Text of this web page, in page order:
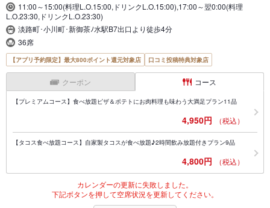
11:00～15:00(料理L.O.15:00,ドリンクL.O.15:00),17:00～翌0:00(料理
L.O.23:30,ドリンクL.O.23:30)
淡路町･小川町･新御茶ﾉ水駅B7出口より徒歩4分
36席
【アプリ予約限定】最大800ポイント還元対象店 口コミ投稿特典対象店
クーポン コース
【プレミアムコース】食べ放題ピザ＆ポテトにお肉料理も味わう大満足プラン11品
4,950円 （税込）
【タコス食べ放題コース】自家製タコスが食べ放題♪2時間飲み放題付きプラン9品
4,800円 （税込）
カレンダーの更新に失敗しました。
下記ボタンを押して空席状況を更新してください。